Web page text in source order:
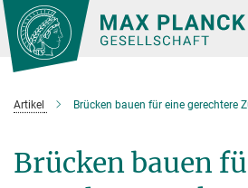
Hauptinhalt
Artikel Brücken bauen für eine gerechtere
Brücken bauen